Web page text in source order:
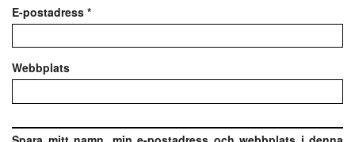
E-postadress *
Webbplats